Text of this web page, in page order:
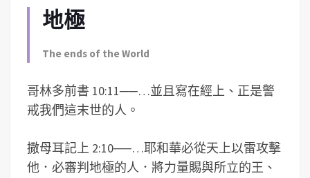
地極
The ends of the World
哥林多前書 10:11──…並且寫在經上、正是警
戒我們這末世的人。
撒母耳記上 2:10──…耶和華必從天上以雷攻擊
他．必審判地極的人．將力量賜與所立的王、